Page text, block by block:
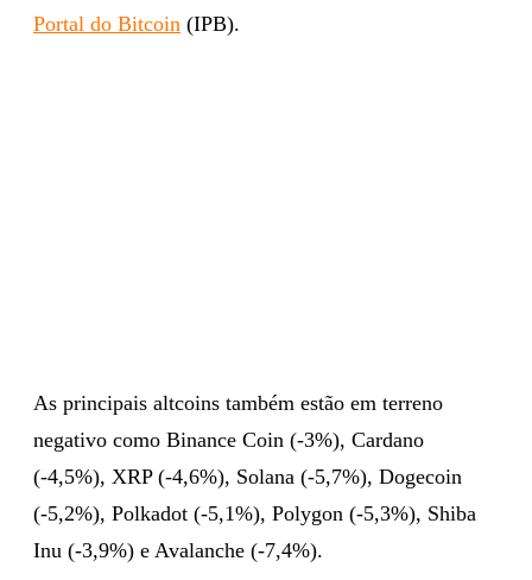
Portal do Bitcoin (IPB).
As principais altcoins também estão em terreno
negativo como Binance Coin (-3%), Cardano
(-4,5%), XRP (-4,6%), Solana (-5,7%), Dogecoin
(-5,2%), Polkadot (-5,1%), Polygon (-5,3%), Shiba
Inu (-3,9%) e Avalanche (-7,4%).